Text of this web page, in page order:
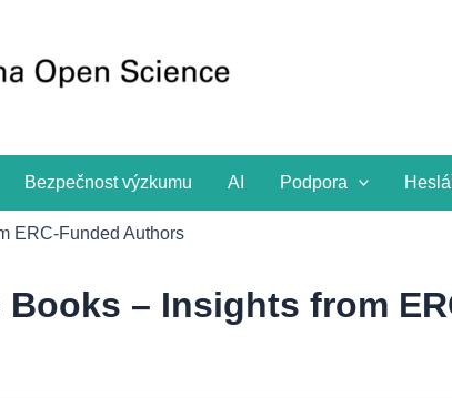
Bezpečnost výzkumu AI Podpora
ERC-Funded Authors
– Insights from